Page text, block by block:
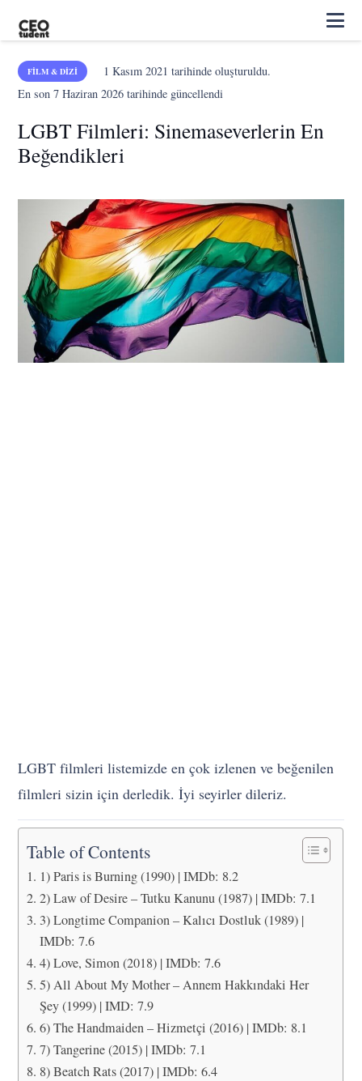
FILM & DIZI 1 Kasım 2021 tarihinde oluşturuldu.
En son7 Haziran 2026 tarihinde güncellendi
LGBT Filmleri: Sinemaseverlerin En
Beğendikleri
LGBT filmleri listemizde en çok izlenen ve beğenilen
filmleri sizin için derledik. İyi seyirler dileriz.
Table of Contents
1) Paris is Burning (1990) | IMDb: 8.2
2) Law of Desire – Tutku Kanunu (1987) | IMDb: 7.1
3) Longtime Companion – Kalıcı Dostluk (1989) |
IMDb: 7.6
4) Love, Simon (2018) | IMDb: 7.6
5) All About My Mother – Annem Hakkındaki Her
Şey (1999) | IMD: 7.9
6) The Handmaiden – Hizmetçi (2016) | IMDb: 8.1
7) Tangerine (2015) | IMDb: 7.1
8) Beatch Rats (2017) | IMDb: 6.4